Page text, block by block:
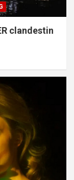
clandestin